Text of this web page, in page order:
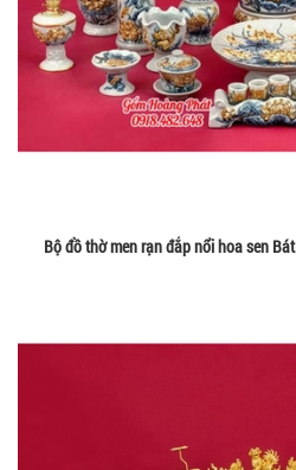
Bộ đồ thờ men rạn đắp nổi hoa sen